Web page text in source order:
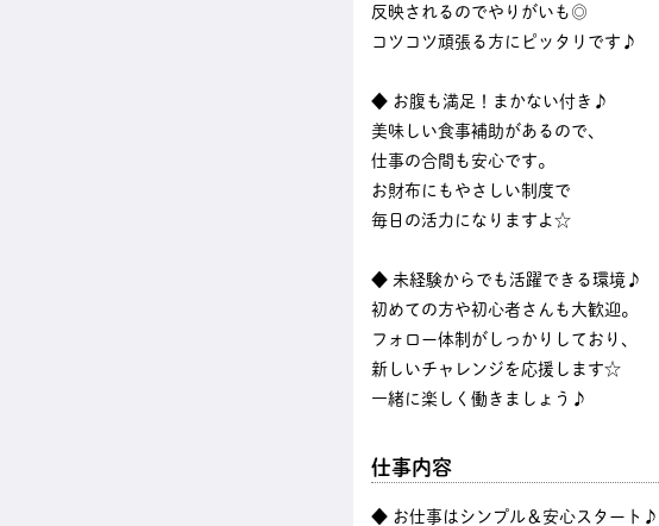
反映されるのでやりがいも◎
コツコツ頑張る方にピッタリです♪
◆ お腹も満足！まかない付き♪
美味しい食事補助があるので、
仕事の合間も安心です。
お財布にもやさしい制度で
毎日の活力になりますよ☆
◆ 未経験からでも活躍できる環境♪
初めての方や初心者さんも大歓迎。
フォロー体制がしっかりしており、
新しいチャレンジを応援します☆
一緒に楽しく働きましょう♪
仕事内容
◆ お仕事はシンプル＆安心スタート♪